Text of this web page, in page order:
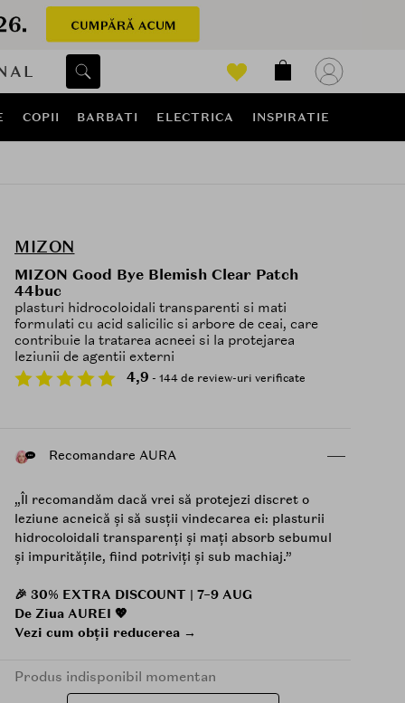
COPII BARBATI ELECTRICA INSPIRATIE
MIZON
MIZON Good Bye Blemish Clear Patch
44buc
plasturi hidrocoloidali transparenti si mati
formulati cu acid salicilic si arbore de ceai, care
contribuie la tratarea acneei si la protejarea
leziunii de agentii externi
4,9 - 144 de review-uri verificate
Recomandare AURA
„Îl recomandăm dacă vrei să protejezi discret o
leziune acneică și să susții vindecarea ei: plasturii
hidrocoloidali transparenți și mați absorb sebumul
și impuritățile, fiind potriviți și sub machiaj.”
🎉 30% EXTRA DISCOUNT | 7–9 AUG
De Ziua AUREI 💖
Vezi cum obții reducerea →
Produs indisponibil momentan